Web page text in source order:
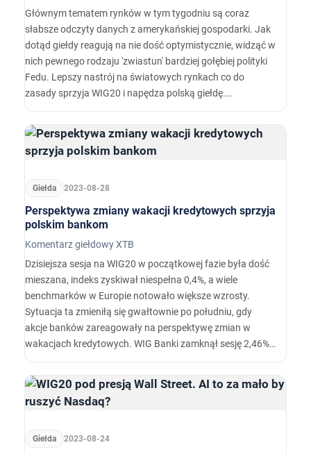
Głównym tematem rynków w tym tygodniu są coraz
słabsze odczyty danych z amerykańskiej gospodarki. Jak
dotąd giełdy reagują na nie dość optymistycznie, widząć w
nich pewnego rodzaju 'zwiastun' bardziej gołębiej polityki
Fedu. Lepszy nastrój na światowych rynkach co do
zasady sprzyja WIG20 i napędza polską giełdę.
zwyżkę na tle tracących największych, europejskich
indeksów.
Giełda 2023-08-28
Perspektywa zmiany wakacji kredytowych sprzyja
polskim bankom
Komentarz giełdowy XTB
Dzisiejsza sesja na WIG20 w początkowej fazie była dość
mieszana, indeks zyskiwał niespełna 0,4%, a wiele
benchmarków w Europie notowało większe wzrosty.
Sytuacja ta zmieniłą się gwałtownie po południu, gdy
akcje banków zareagowały na perspektywę zmian w
wakacjach kredytowych. WIG Banki zamknął sesję 2,46%
Giełda 2023-08-24